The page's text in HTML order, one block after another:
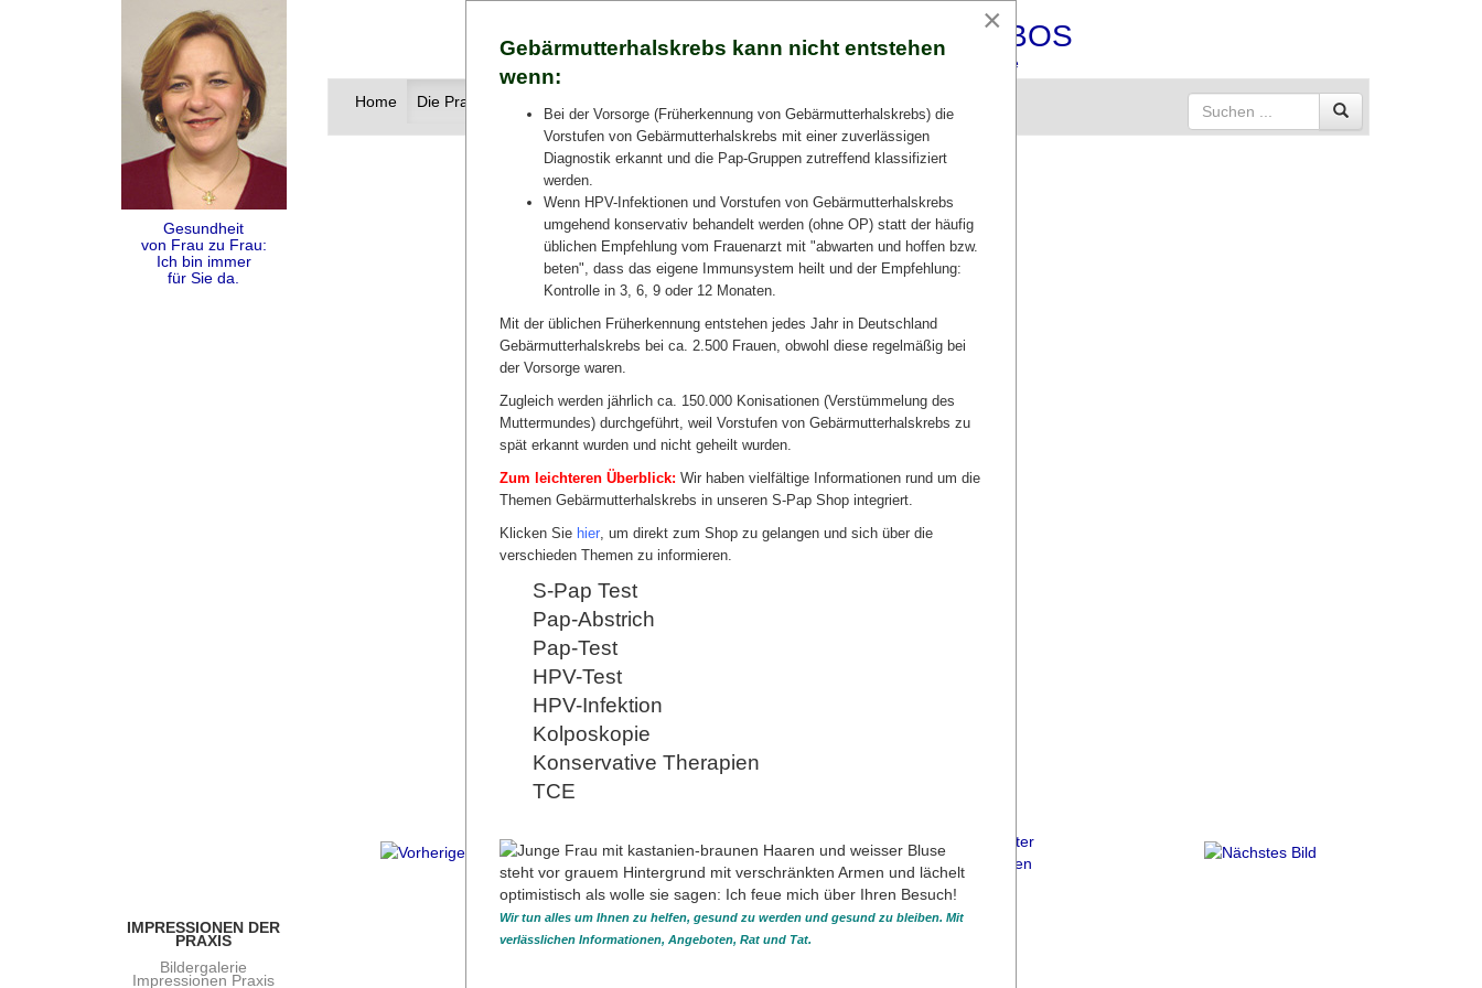
DR.A LEXANDRACOUMBOS
Fachärztin für Frauenheilkunde und Geburtshilfe
Home Die Praxis
Gesundheit
von Frau zu Frau:
Ich bin immer
für Sie da.
IMPRESSIONEN DER
PRAXIS
Bildergalerie
Impressionen Praxis
×
Gebärmutterhalskrebs kann nicht entstehen
wenn:
Bei der Vorsorge (Früherkennung von Gebärmutterhalskrebs) die
Vorstufen von Gebärmutterhalskrebs mit einer zuverlässigen
Diagnostik erkannt und die Pap-Gruppen zutreffend klassifiziert
werden.
Wenn HPV-Infektionen und Vorstufen von Gebärmutterhalskrebs
umgehend konservativ behandelt werden (ohne OP) statt der häufig
üblichen Empfehlung vom Frauenarzt mit "abwarten und hoffen bzw.
beten", dass das eigene Immunsystem heilt und der Empfehlung:
Kontrolle in 3, 6, 9 oder 12 Monaten.
Mit der üblichen Früherkennung entstehen jedes Jahr in Deutschland
Gebärmutterhalskrebs bei ca. 2.500 Frauen, obwohl diese regelmäßig bei
der Vorsorge waren.
Zugleich werden jährlich ca. 150.000 Konisationen (Verstümmelung des
Muttermundes) durchgeführt, weil Vorstufen von Gebärmutterhalskrebs zu
spät erkannt wurden und nicht geheilt wurden.
Zum leichteren Überblick: Wir haben vielfältige Informationen rund um die
Themen Gebärmutterhalskrebs in unseren S-Pap Shop integriert.
Klicken Sie hier, um direkt zum Shop zu gelangen und sich über die
verschieden Themen zu informieren.
S-Pap Test
Pap-Abstrich
Pap-Test
HPV-Test
HPV-Infektion
Kolposkopie
Konservative Therapien
TCE
Wir tun alles um Ihnen zu helfen, gesund zu werden und gesund zu bleiben. Mit
verlässlichen Informationen, Angeboten, Rat und Tat.